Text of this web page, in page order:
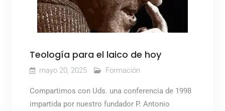
Teología para el laico de hoy
mayo 20, 2025 Formación
Compartimos con Uds. una conferencia de 1998
impartida por nuestro fundador P. Antonio